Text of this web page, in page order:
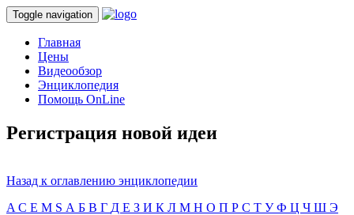
Toggle navigation
Главная
Цены
Видеообзор
Энциклопедия
Помощь OnLine
Регистрация новой идеи
Назад к оглавлению энциклопедии
A C E M S А Б В Г Д Е З И К Л М Н О П Р С Т УФ Ц Ч Ш Э